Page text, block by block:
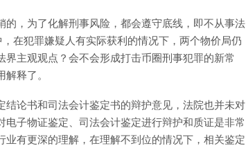
，为了化解刑事风险，都会遵守底线，即不从事法
在犯罪嫌疑人有实际获利的情况下，两个物价局仍
主观观点？会不会形成打击币圈刑事犯罪的新常
释了。
论书和司法会计鉴定书的辩护意见，法院也并未对
子物证鉴定、司法会计鉴定进行辩护和质证是非常
有更深的理解，在理解不到位的情况下，相关鉴定